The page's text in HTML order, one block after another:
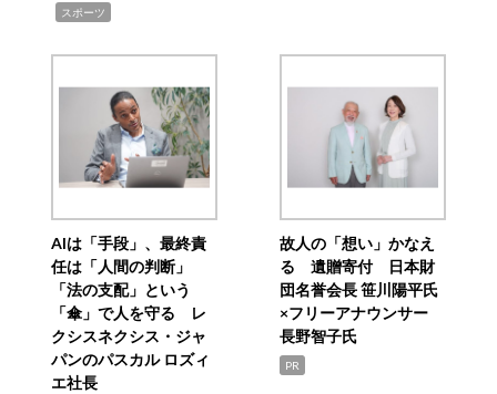
スポーツ
AIは「手段」、最終責
任は「人間の判断」
「法の支配」という
「傘」で人を守る レ
クシスネクシス・ジャ
パンのパスカル ロズィ
エ社長
故人の「想い」かなえ
る 遺贈寄付 日本財
団名誉会長 笹川陽平氏
×フリーアナウンサー
長野智子氏
PR